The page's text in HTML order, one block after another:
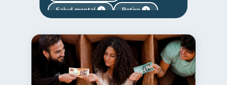
Salud mental 1 Retiro 1
Manejo de deudas 31
Educación financiera 31
Finanzas para jóvenes 30